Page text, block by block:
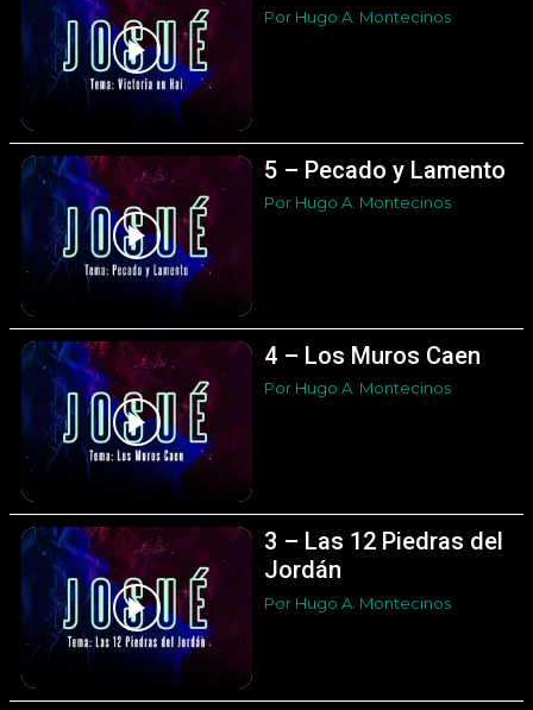
Por Hugo A. Montecinos
5 – Pecado y Lamento
Por Hugo A. Montecinos
4 – Los Muros Caen
Por Hugo A. Montecinos
3 – Las 12 Piedras del
Jordán
Por Hugo A. Montecinos